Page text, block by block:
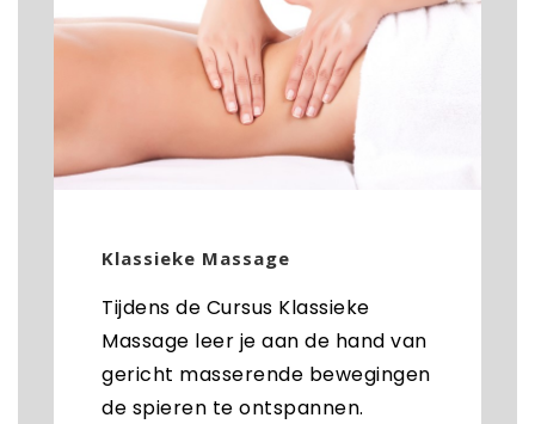
Klassieke Massage
Tijdens de Cursus Klassieke
Massage leer je aan de hand van
gericht masserende bewegingen
de spieren te ontspannen.